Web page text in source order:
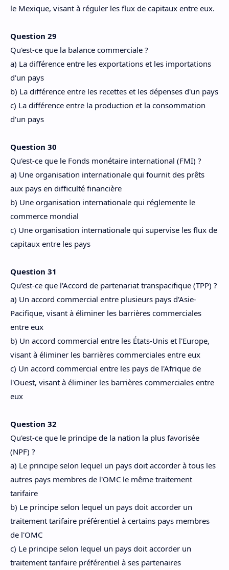
le Mexique, visant à réguler les flux de capitaux entre eux.
Question 29
Qu'est-ce que la balance commerciale ?
a) La différence entre les exportations et les importations
d'un pays
b) La différence entre les recettes et les dépenses d'un pays
c) La différence entre la production et la consommation
d'un pays
Question 30
Qu'est-ce que le Fonds monétaire international (FMI) ?
a) Une organisation internationale qui fournit des prêts
aux pays en difficulté financière
b) Une organisation internationale qui réglemente le
commerce mondial
c) Une organisation internationale qui supervise les flux de
capitaux entre les pays
Question 31
Qu'est-ce que l'Accord de partenariat transpacifique (TPP) ?
a) Un accord commercial entre plusieurs pays d'Asie-
Pacifique, visant à éliminer les barrières commerciales
entre eux
b) Un accord commercial entre les États-Unis et l'Europe,
visant à éliminer les barrières commerciales entre eux
c) Un accord commercial entre les pays de l'Afrique de
l'Ouest, visant à éliminer les barrières commerciales entre
eux
Question 32
Qu'est-ce que le principe de la nation la plus favorisée
(NPF) ?
a) Le principe selon lequel un pays doit accorder à tous les
autres pays membres de l'OMC le même traitement
tarifaire
b) Le principe selon lequel un pays doit accorder un
traitement tarifaire préférentiel à certains pays membres
de l'OMC
c) Le principe selon lequel un pays doit accorder un
traitement tarifaire préférentiel à ses partenaires